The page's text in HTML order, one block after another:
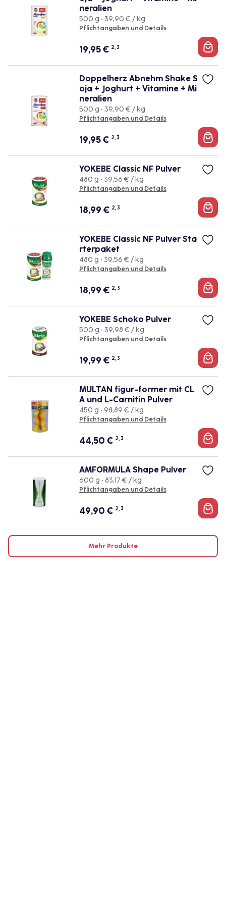
neralien
500 g • 39,90 € / kg
Pflichtangaben und Details
19,95€ 2, 3
Doppelherz Abnehm Shake S
oja + Joghurt + Vitamine + Mi
neralien
500 g • 39,90 € / kg
Pflichtangaben und Details
19,95€ 2, 3
YOKEBE Classic NF Pulver
480 g • 39,56 € / kg
Pflichtangaben und Details
18,99 € 2, 3
YOKEBE Classic NF Pulver Sta
rterpaket
480 g • 39,56 € / kg
Pflichtangaben und Details
18,99 € 2, 3
YOKEBE Schoko Pulver
500 g • 39,98 € / kg
Pflichtangaben und Details
19,99 € 2, 3
MULTAN figur-former mit CL
A und L-Carnitin Pulver
450 g • 98,89 € / kg
Pflichtangaben und Details
44,50 € 2, 3
AMFORMULA Shape Pulver
600 g • 83,17 € / kg
Pflichtangaben und Details
49,90 € 2, 3
Mehr Produkte